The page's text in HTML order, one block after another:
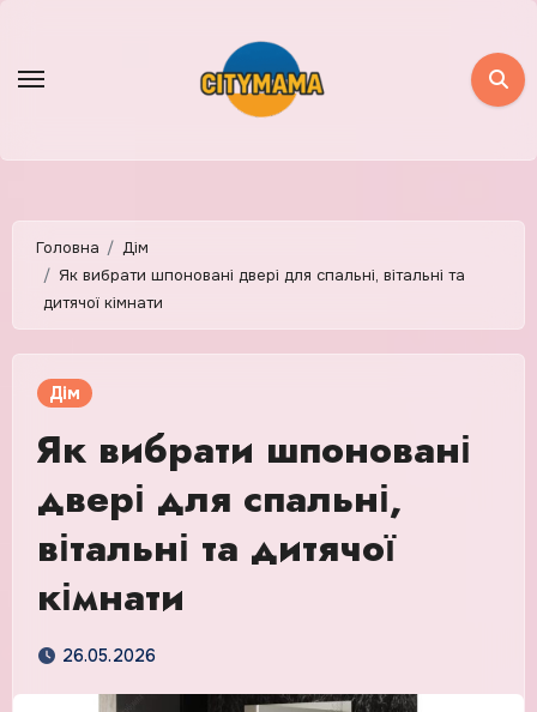
content
Головна
Дім
Як вибрати шпоновані двері для спальні, вітальні та
дитячої кімнати
Дім
Як вибрати шпоновані
двері для спальні,
вітальні та дитячої
кімнати
26.05.2026